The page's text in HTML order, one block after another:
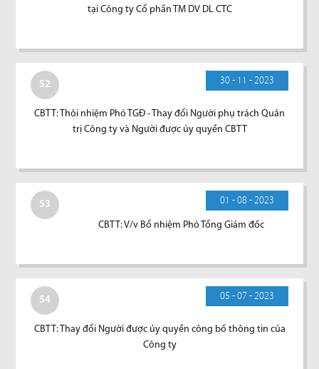
tại Công ty Cổ phần TM DV DL CTC
52 30 - 11 - 2023
CBTT: Thôi nhiệm Phó TGĐ - Thay đổi Người phụ trách Quản
trị Công ty và Người được ủy quyền CBTT
53 01 - 08 - 2023
CBTT: V/v Bổ nhiệm Phó Tổng Giám đốc
54 05 - 07 - 2023
CBTT: Thay đổi Người được ủy quyền công bố thông tin của
Công ty